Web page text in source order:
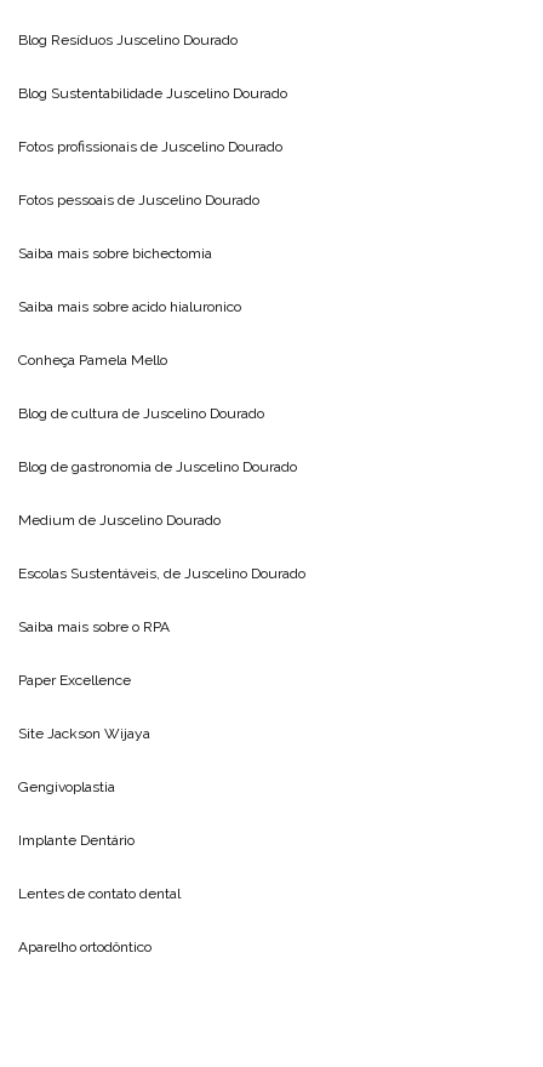
Blog Resíduos Juscelino Dourado
Blog Sustentabilidade Juscelino Dourado
Fotos profissionais de Juscelino Dourado
Fotos pessoais de Juscelino Dourado
Saiba mais sobre bichectomia
Saiba mais sobre acido hialuronico
Conheça Pamela Mello
Blog de cultura de Juscelino Dourado
Blog de gastronomia de Juscelino Dourado
Medium de Juscelino Dourado
Escolas Sustentáveis, de Juscelino Dourado
Saiba mais sobre o RPA
Paper Excellence
Site Jackson Wijaya
Gengivoplastia
Implante Dentário
Lentes de contato dental
Aparelho ortodôntico